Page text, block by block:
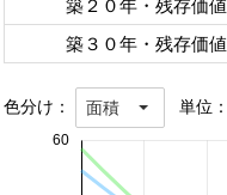
築３０年・残存価値
色分け： 面積 単位：
60